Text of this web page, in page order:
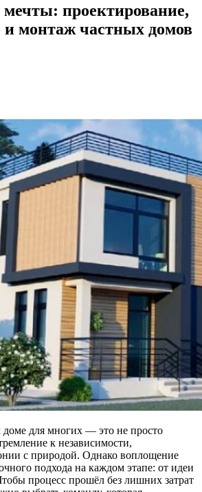
мечты: проектирование,
и монтаж частных домов
доме для многих — это не просто
к независимости,
с природой. Однако воплощение
подхода на каждом этапе: от идеи
процесс прошёл без лишних затрат